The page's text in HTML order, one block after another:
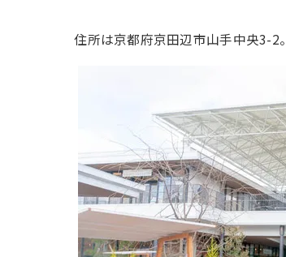
住所は京都府京田辺市山手中央3-2。